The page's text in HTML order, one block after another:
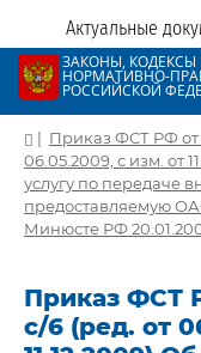
Актуальные
ЗАКОНЫ, КОДЕКСЫ
НОРМАТИВНО-
РОССИЙСКОЙ
| Приказ ФСТ РФ от
06.05.2009, с изм. от
услугу по передаче
предоставляемую
Минюсте РФ
Приказ ФСТ
с/6 (ред. от